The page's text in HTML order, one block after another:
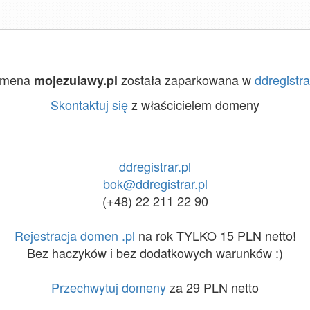
mojezulawy.pl została zaparkowana w
Skontaktuj sięz właścicielem domeny
ddregistrar.pl
bok@ddregistrar.pl
(+48) 22 211 22 90
Rejestracja domen .pl na rok TYLKO 15 PLN netto!
Bez haczyków i bez dodatkowych warunków :)
Przechwytuj domenyza 29 PLN netto